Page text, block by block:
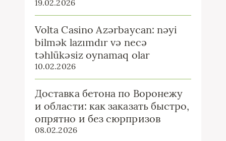
19.02.2026
Volta Casino Azərbaycan: nəyi
bilmək lazımdır və necə
təhlükəsiz oynamaq olar
10.02.2026
Доставка бетона по Воронежу
и области: как заказать быстро,
опрятно и без сюрпризов
08.02.2026